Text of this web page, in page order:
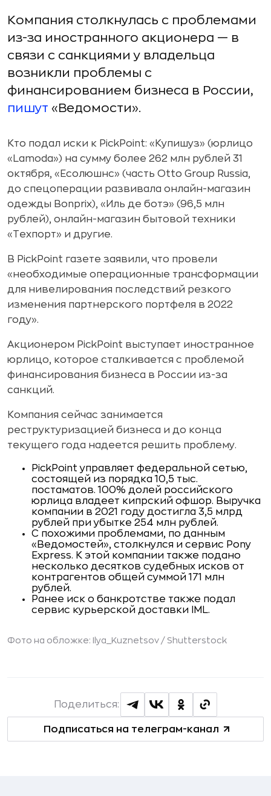
Компания столкнулась с проблемами
из-за иностранного акционера — в
связи с санкциями у владельца
возникли проблемы с
финансированием бизнеса в России,
пишут «Ведомости».
Кто подал иски к PickPoint: «Купишуз» (юрлицо
«Lamoda») на сумму более 262 млн рублей 31
октября, «Есолюшнс» (часть Otto Group Russia,
до спецоперации развивала онлайн-магазин
одежды Bonprix), «Иль де ботэ» (96,5 млн
рублей), онлайн-магазин бытовой техники
«Техпорт» и другие.
В PickPoint газете заявили, что провели
«необходимые операционные трансформации
для нивелирования последствий резкого
изменения партнерского портфеля в 2022
году».
Акционером PickPoint выступает иностранное
юрлицо, которое сталкивается с проблемой
финансирования бизнеса в России из-за
санкций.
Компания сейчас занимается
реструктуризацией бизнеса и до конца
текущего года надеется решить проблему.
PickPoint управляет федеральной сетью,
состоящей из порядка 10,5 тыс.
постаматов. 100% долей российского
юрлица владеет кипрский офшор. Выручка
компании в 2021 году достигла 3,5 млрд
рублей при убытке 254 млн рублей.
С похожими проблемами, по данным
«Ведомостей», столкнулся и сервис Pony
Express. К этой компании также подано
несколько десятков судебных исков от
контрагентов общей суммой 171 млн
рублей.
Ранее иск о банкротстве также подал
сервис курьерской доставки IML.
Фото на обложке: Ilya_Kuznetsov / Shutterstock
Подписаться на телеграм-канал
Поделиться: